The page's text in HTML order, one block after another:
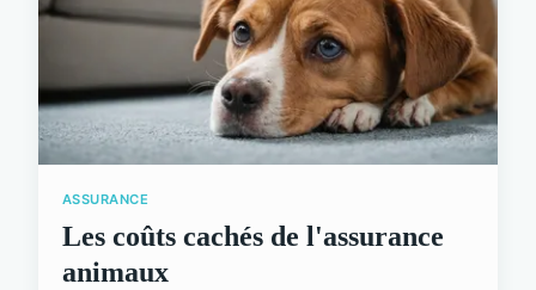
ASSURANCE
Les coûts cachés de l'assurance
animaux